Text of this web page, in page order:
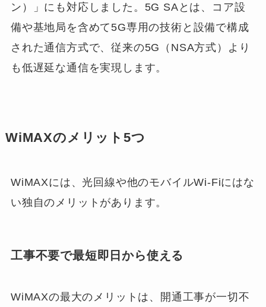
ン）」にも対応しました。5G SAとは、コア設
備や基地局を含めて5G専用の技術と設備で構成
された通信方式で、従来の5G（NSA方式）より
も低遅延な通信を実現します。
WiMAXのメリット5つ
WiMAXには、光回線や他のモバイルWi-Fiにはな
い独自のメリットがあります。
工事不要で最短即日から使える
WiMAXの最大のメリットは、開通工事が一切不